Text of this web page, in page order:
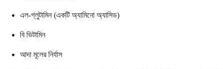
এল-গ্লুটামিন (একটি অ্যামিনো অ্যাসিড)
বি ভিটামিন
আদা মূলের নির্যাস